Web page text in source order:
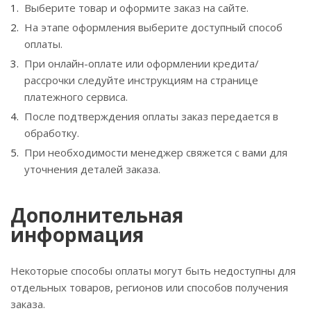
Выберите товар и оформите заказ на сайте.
На этапе оформления выберите доступный способ
оплаты.
При онлайн-оплате или оформлении кредита/
рассрочки следуйте инструкциям на странице
платежного сервиса.
После подтверждения оплаты заказ передается в
обработку.
При необходимости менеджер свяжется с вами для
уточнения деталей заказа.
Дополнительная
информация
Некоторые способы оплаты могут быть недоступны для
отдельных товаров, регионов или способов получения
заказа.